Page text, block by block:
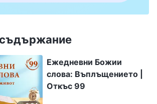
Ежедневни Божии
слова: Въплъщението |
Откъс 99